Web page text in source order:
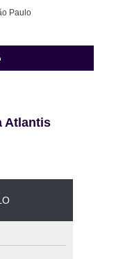
Paulo
Atlantis